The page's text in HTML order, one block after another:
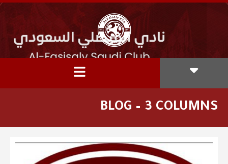
BLOG – 3 COLUMNS